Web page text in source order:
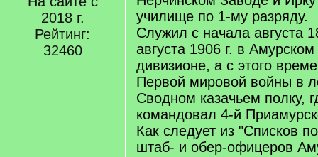
2018 г.
Рейтинг:
32460
училище по 1-му разряду.
Служил с начала августа
августа 1906 г. в
дивизионе, а с этого
Первой мировой войны в
Сводном казачьем полку,
командовал 4-й
Как следует из "Списков
штаб- и обер-офицеров